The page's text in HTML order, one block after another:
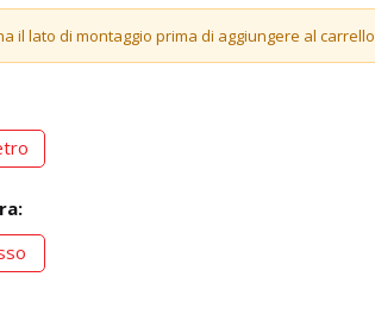
il lato di montaggio prima di aggiungere al carrello